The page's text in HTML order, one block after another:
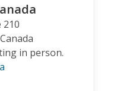
210
Canada
in person.